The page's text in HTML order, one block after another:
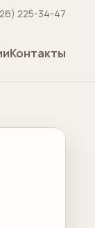
225-34-47
Контакты